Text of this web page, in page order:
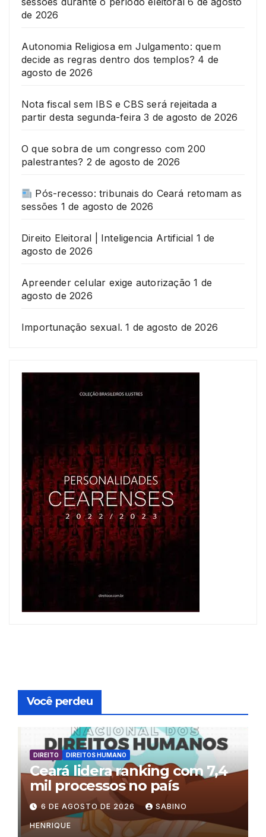
de 2026
Autonomia Religiosa em Julgamento: quem
decide as regras dentro dos templos? 4 de
agosto de 2026
Nota fiscal sem IBS e CBS será rejeitada a
partir desta segunda-feira 3 de agosto de 2026
O que sobra de um congresso com 200
palestrantes? 2 de agosto de 2026
Pós-recesso: tribunais do Ceará retomam as
sessões 1 de agosto de 2026
Direito Eleitoral | Inteligencia Artificial 1 de
agosto de 2026
Apreender celular exige autorização 1 de
agosto de 2026
Importunação sexual. 1 de agosto de 2026
Você perdeu
DIREITO DIREITOS HUMANO
Ceará lidera ranking com 7,4
mil processos no país
6 DE AGOSTO DE 2026 SABINO
HENRIQUE